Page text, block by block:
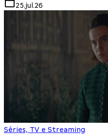
25.jul.26
Séries, TV e Streaming